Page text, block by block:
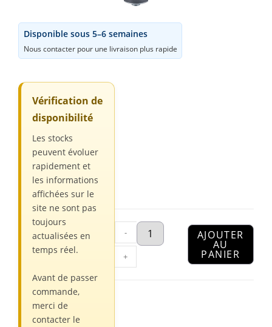
42,00€
Disponible sous 5–6 semaines
Nous contacter pour une livraison plus rapide
Vérification de
disponibilité
Les stocks
peuvent évoluer
rapidement et
les informations
affichées sur le
site ne sont pas
toujours
actualisées en
temps réel.
Avant de passer
commande,
merci de
contacter le
-
+
AJOUTER
AU
PANIER